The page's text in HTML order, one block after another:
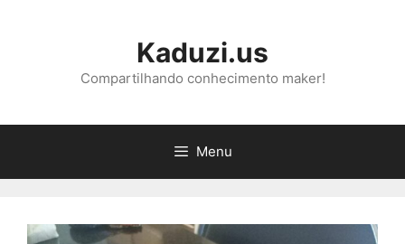
Kaduzi.us
Compartilhando conhecimento maker!
Menu